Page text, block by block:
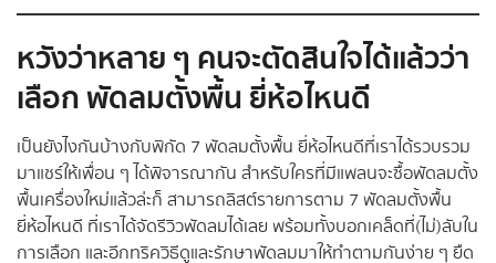
หวังว่าหลาย ๆ คนจะตัดสินใจได้แล้วว่า
เลือก พัดลมตั้งพื้น ยี่ห้อไหนดี
เป็นยังไงกันบ้างกับพิกัด 7 พัดลมตั้งพื้น ยี่ห้อไหนดีที่เราได้รวบรวม
มาแชร์ให้เพื่อน ๆ ได้พิจารณากัน สำหรับใครที่มีแพลนจะซื้อพัดลมตั้ง
พื้นเครื่องใหม่แล้วล่ะก็ สามารถลิสต์รายการตาม 7 พัดลมตั้งพื้น
ยี่ห้อไหนดี ที่เราได้จัดรีวิวพัดลมได้เลย พร้อมทั้งบอกเคล็ดที่(ไม่)ลับใน
การเลือก และอีกทริควิธีดูและรักษาพัดลมมาให้ทำตามกันง่าย ๆ ยืด